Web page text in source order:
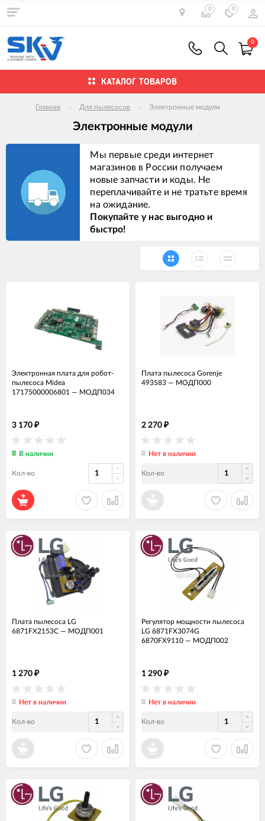
0 0
0
КАТАЛОГ ТОВАРОВ
Главная Для пылесосов Электронные модули
Электронные модули
Мы первые среди интернет
магазинов в России получаем
новые запчасти и коды. Не
переплачивайте и не тратьте время
на ожидание.
Покупайте у нас выгодно и
быстро!
Электронная плата для робот-
пылесоса Midea
17175000006801 — МОДП034
3 170 ₽
В наличии
Кол-во
Плата пылесоса Gorenje
493583 — МОДП000
2 270 ₽
Нет в наличии
Кол-во
Плата пылесоса LG
6871FX2153C — МОДП001
1 270 ₽
Нет в наличии
Кол-во
Регулятор мощности пылесоса
LG 6871FX3074G
6870FX9110 — МОДП002
1 290 ₽
Нет в наличии
Кол-во